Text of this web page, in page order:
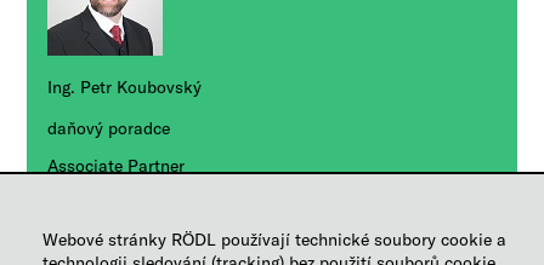
Webové stránky RÖDL používají technické soubory cookie a
Ing. Petr Koubovský
daňový poradce
Associate Partner
Poslat e-mail